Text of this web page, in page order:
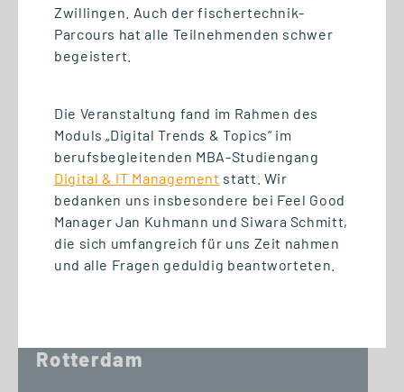
24.06.2026
Rotterdam
Zwillingen. Auch der fischertechnik-
Parcours hat alle Teilnehmenden schwer
begeistert.
Die Veranstaltung fand im Rahmen des
Moduls „Digital Trends & Topics“ im
berufsbegleitenden MBA-Studiengang
Digital & IT Management statt. Wir
bedanken uns insbesondere bei Feel Good
Manager Jan Kuhmann und Siwara Schmitt,
die sich umfangreich für uns Zeit nahmen
und alle Fragen geduldig beantworteten.